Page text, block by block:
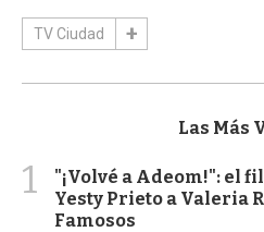
TV Ciudad
Las Más
1
"¡Volvé a Adeom!": el
Yesty Prieto a Valeria
Famosos